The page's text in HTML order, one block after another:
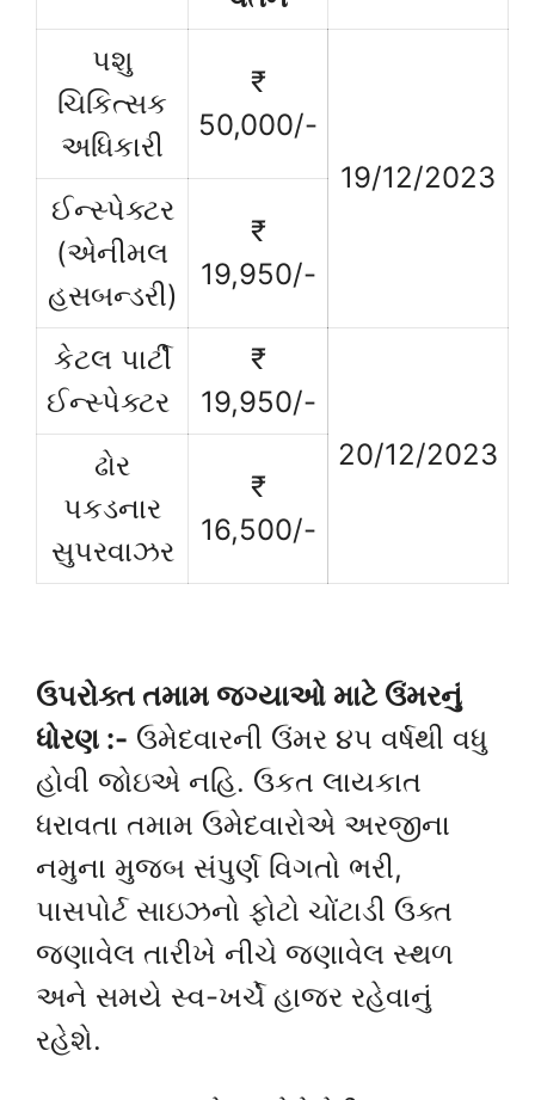
પશુ
ચિકિત્સક
અધિકારી
₹
50,000/-
19/12/2023
ઈન્સ્પેક્ટર
(એનીમલ
હસબન્ડરી)
₹
19,950/-
કેટલ પાર્ટી
ઈન્સ્પેક્ટર
₹
19,950/-
20/12/2023
ઢોર
પકડનાર
સુપરવાઝર
₹
16,500/-
ઉપરોક્ત તમામ જગ્યાઓ માટે ઉંમરનું
ધોરણ :- ઉમેદવારની ઉંમર ૪૫ વર્ષથી વધુ
હોવી જોઇએ નહિ. ઉકત લાયકાત
ધરાવતા તમામ ઉમેદવારોએ અરજીના
નમુના મુજબ સંપુર્ણ વિગતો ભરી,
પાસપોર્ટ સાઇઝનો ફોટો ચોંટાડી ઉક્ત
જણાવેલ તારીખે નીચે જણાવેલ સ્થળ
અને સમયે સ્વ-ખર્ચે હાજર રહેવાનું
રહેશે.